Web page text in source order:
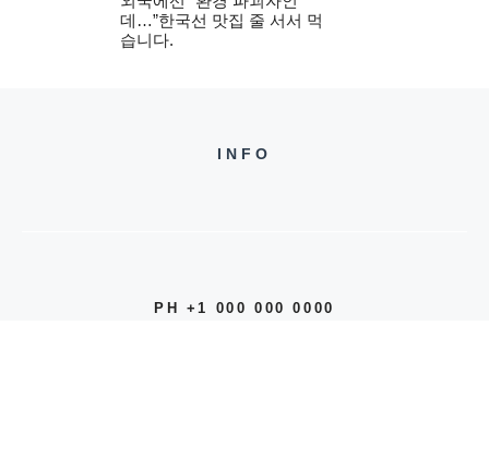
데…”한국선 맛집 줄 서서 먹
습니다.
INFO
PH +1 000 000 0000